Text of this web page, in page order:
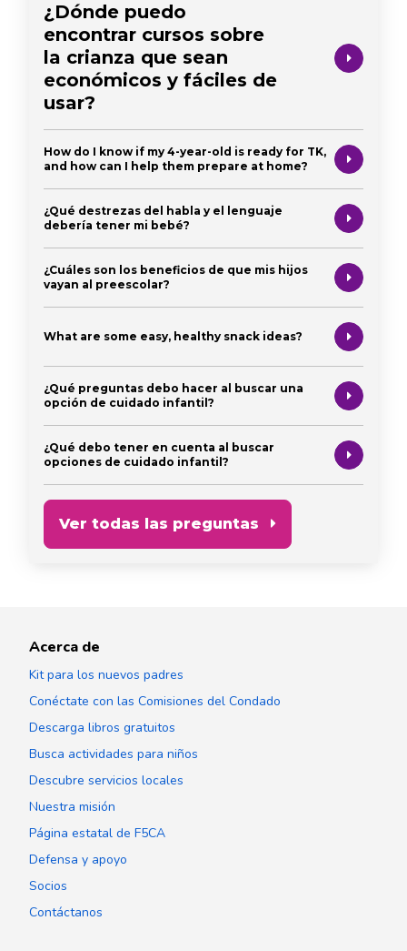
¿Dónde puedo
encontrar cursos sobre
la crianza que sean
económicos y fáciles de
usar?
How do I know if my 4-year-old is ready for TK,
and how can I help them prepare at home?
¿Qué destrezas del habla y el lenguaje
debería tener mi bebé?
¿Cuáles son los beneficios de que mis hijos
vayan al preescolar?
What are some easy, healthy snack ideas?
¿Qué preguntas debo hacer al buscar una
opción de cuidado infantil?
¿Qué debo tener en cuenta al buscar
opciones de cuidado infantil?
Ver todas las preguntas
Acerca de
Kit para los nuevos padres
Conéctate con las Comisiones del Condado
Descarga libros gratuitos
Busca actividades para niños
Descubre servicios locales
Nuestra misión
Página estatal de F5CA
Defensa y apoyo
Socios
Contáctanos